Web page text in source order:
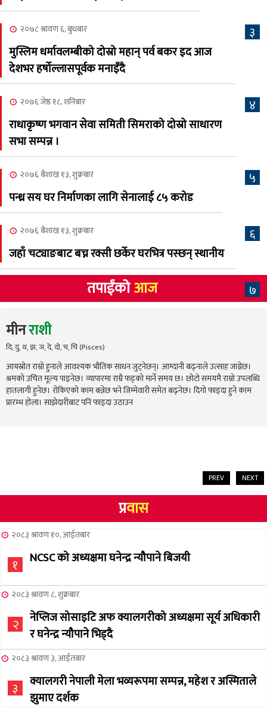
७
२०८३ श्रावण २, शनिबार
८
क्यालगरी नेपाली मेलाको
अस्मिताको बेजोड प्रस्तुती रहने
३
२०७८ श्रावण ६, बुधबार
मुस्लिम धर्मावलम्बीको दोस्रो महान् पर्व बकर इद आज
देशभर हर्षोल्लासपूर्वक मनाइँदै
४
२०७६ जेष्ठ १८, शनिबार
राधाकृष्ण भगवान सेवा समिती सिमराको दोस्रो साधारण
सभा सम्पन्न ।
५
२०७६ बैशाख १३, शुक्रबार
पन्ध्र सय घर निर्माणका लागि सेनालाई ८५ करोड
६
२०७६ बैशाख १३, शुक्रबार
जहाँ चट्याङबाट बच्न रक्सी छर्केर घरभित्र पस्छन् स्थानीय
७
तपाईंकोआज
मीनराशी
दि, दु, थ, झ, ञ, दे, दो, च, चि (Pisces)
आयस्रोत राम्रो हुनाले आवश्यक भौतिक साधन जुट्नेछन्। आम्दानी बढ्नाले उत्साह जाग्नेछ।
श्रमको उचित मूल्य पाइनेछ। व्यापारमा राम्रै फड्को मार्ने समय छ। छोटो समयमै राम्रो उपलब्धि
हातलागी हुनेछ। रोकिएको काम बन्नेछ भने जिम्मेवारी समेत बढ्नेछ। दिगो फाइदा हुने काम
प्रारम्भ होला। साझेदारीबाट पनि फाइदा उठाउन
PREV NEXT
प्रवास
२०८३ श्रावण १०, आईतबार
१ NCSC को अध्यक्षमा घनेन्द्र न्यौपाने बिजयी
२०८३ श्रावण ८, शुक्रबार
२
नेप्लिज सोसाइटि अफ क्यालगरीको अध्यक्षमा सूर्य अधिकारी
र घनेन्द्र न्यौपाने भिड्दै
२०८३ श्रावण ३, आईतबार
३
क्यालगरी नेपाली मेला भव्यरूपमा सम्पन्न, महेश र अस्मिताले
झुमाए दर्शक